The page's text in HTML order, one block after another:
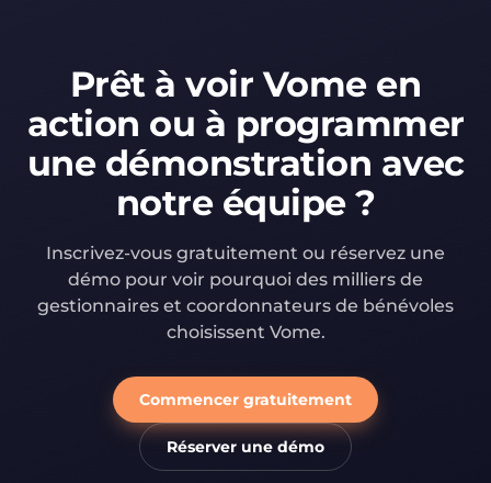
Prêt à voir Vome en
action ou à programmer
une démonstration avec
notre équipe ?
Inscrivez-vous gratuitement ou réservez une
démo pour voir pourquoi des milliers de
gestionnaires et coordonnateurs de bénévoles
choisissent Vome.
Commencer gratuitement
Réserver une démo